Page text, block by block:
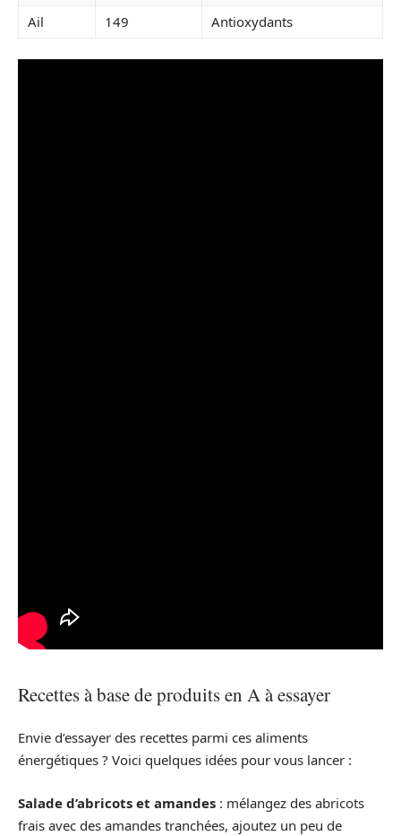
Ail
149 Antioxydants
Recettes à base de produits en A à essayer
Envie d’essayer des recettes parmi ces aliments
énergétiques ? Voici quelques idées pour vous lancer :
Salade d’abricots et amandes : mélangez des abricots
frais avec des amandes tranchées, ajoutez un peu de